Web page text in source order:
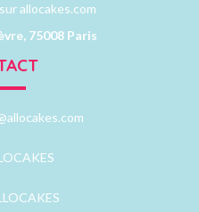
allocakes.com
75008 Paris